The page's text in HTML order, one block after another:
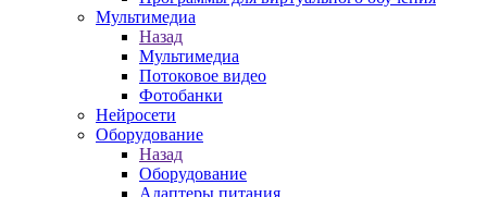
Мультимедиа
Назад
Мультимедиа
Потоковое видео
Фотобанки
Нейросети
Оборудование
Назад
Оборудование
Адаптеры питания